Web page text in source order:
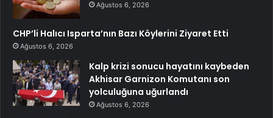
Ağustos 6, 2026
CHP’li Halıcı Isparta’nın Bazı Köylerini Ziyaret Etti
Ağustos 6, 2026
Kalp krizi sonucu hayatını kaybeden
Akhisar Garnizon Komutanı son
yolculuğuna uğurlandı
Ağustos 6, 2026